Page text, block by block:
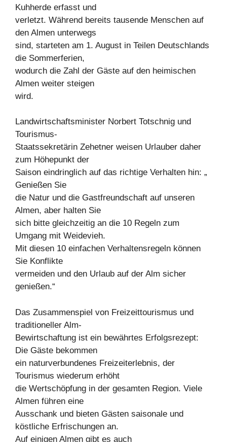
Kuhherde erfasst und
verletzt. Während bereits tausende Menschen auf
den Almen unterwegs
sind, starteten am 1. August in Teilen Deutschlands
die Sommerferien,
wodurch die Zahl der Gäste auf den heimischen
Almen weiter steigen
wird.
Landwirtschaftsminister Norbert Totschnig und
Tourismus-
Staatssekretärin Zehetner weisen Urlauber daher
zum Höhepunkt der
Saison eindringlich auf das richtige Verhalten hin: „
Genießen Sie
die Natur und die Gastfreundschaft auf unseren
Almen, aber halten Sie
sich bitte gleichzeitig an die 10 Regeln zum
Umgang mit Weidevieh.
Mit diesen 10 einfachen Verhaltensregeln können
Sie Konflikte
vermeiden und den Urlaub auf der Alm sicher
genießen.“
Das Zusammenspiel von Freizeittourismus und
traditioneller Alm-
Bewirtschaftung ist ein bewährtes Erfolgsrezept:
Die Gäste bekommen
ein naturverbundenes Freizeiterlebnis, der
Tourismus wiederum erhöht
die Wertschöpfung in der gesamten Region. Viele
Almen führen eine
Ausschank und bieten Gästen saisonale und
köstliche Erfrischungen an.
Auf einigen Almen gibt es auch